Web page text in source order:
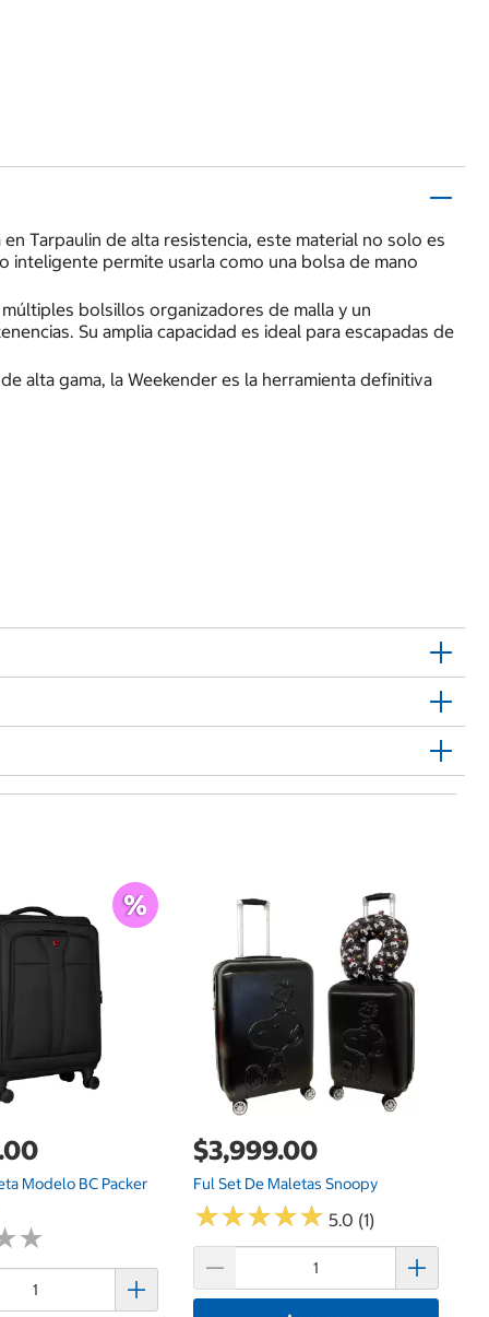
Tarpaulin de alta resistencia, este material no solo es
inteligente permite usarla como una bolsa de mano
bolsillos organizadores de malla y un
Su amplia capacidad es ideal para escapadas de
alta gama, la Weekender es la herramienta definitiva
Modelo BC Packer
★
★
$3,999.00
Ful Set De Maletas Snoopy
★★★★★
★★★★★ 5.0 (1)